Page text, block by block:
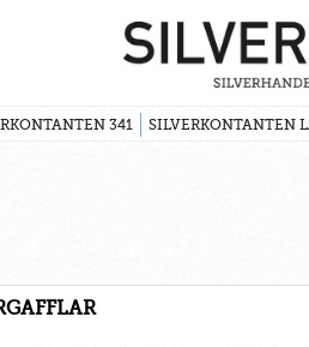
341 SILVERKONTANTEN